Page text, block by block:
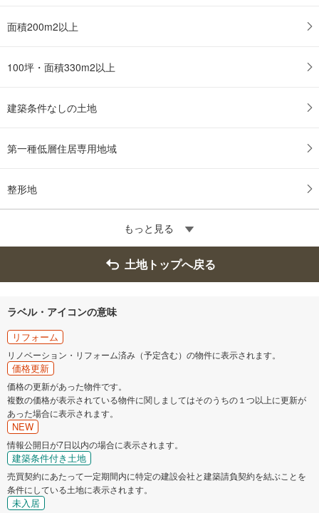
ー
保
す
る
面積200m2以上
100坪・面積330m2以上
建築条件なしの土地
第一種低層住居専用地域
整形地
もっと見る
土地トップへ戻る
ラベル・アイコンの意味
リフォーム
リノベーション・リフォーム済み（予定含む）の物件に表示されます。
価格更新
価格の更新があった物件です。
複数の価格が表示されている物件に関しましてはそのうちの１つ以上に更新が
あった場合に表示されます。
NEW
情報公開日が7日以内の場合に表示されます。
建築条件付き土地
売買契約にあたって一定期間内に特定の建設会社と建築請負契約を結ぶことを
条件にしている土地に表示されます。
未入居